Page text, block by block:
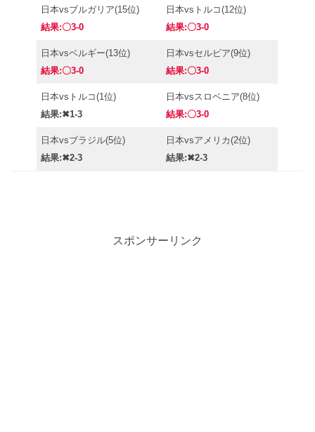
日本vsブルガリア(15位)
結果:〇3-0
日本vsトルコ(12位)
結果:〇3-0
日本vsベルギー(13位)
結果:〇3-0
日本vsセルビア(9位)
結果:〇3-0
日本vsトルコ(1位)
結果:✖1-3
日本vsスロベニア(8位)
結果:〇3-0
日本vsブラジル(5位)
結果:✖2-3
日本vsアメリカ(2位)
結果:✖2-3
スポンサーリンク